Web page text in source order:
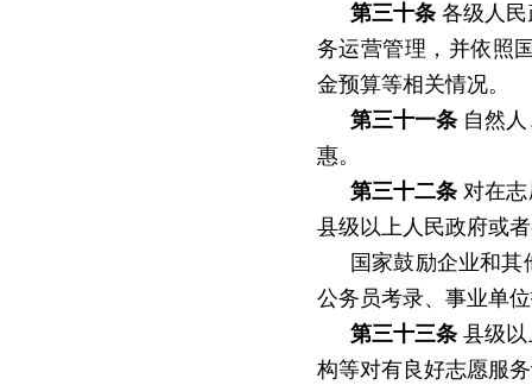
第三十条 各级人
务运营管理，并依照
金预算等相关情况。
第三十一条 自然
惠。
第三十二条 对在
县级以上人民政府或
国家鼓励企业和
公务员考录、事业单
第三十三条 县级
构等对有良好志愿服